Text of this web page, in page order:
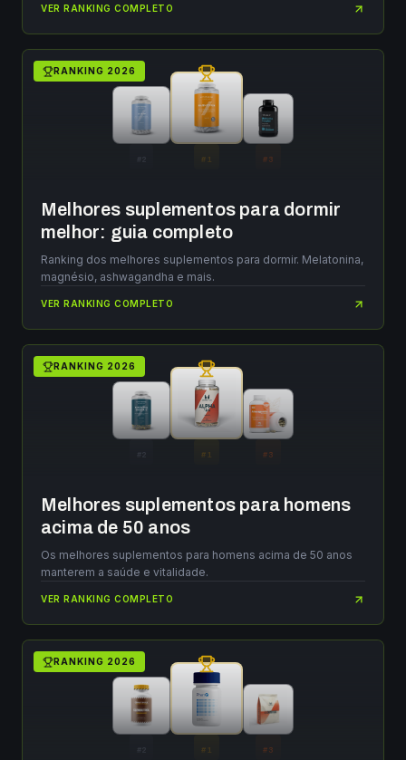
VER RANKING COMPLETO
2 # 1 # 3
RANKING 2026
Melhores suplementos para dormir
melhor: guia completo
Ranking dos melhores suplementos para dormir. Melatonina,
magnésio, ashwagandha e mais.
VER RANKING COMPLETO
#2 # 1 # 3
RANKING 2026
Melhores suplementos para homens
acima de 50 anos
Os melhores suplementos para homens acima de 50 anos
manterem a saúde e vitalidade.
VER RANKING COMPLETO
#2 # 1 # 3
RANKING 2026